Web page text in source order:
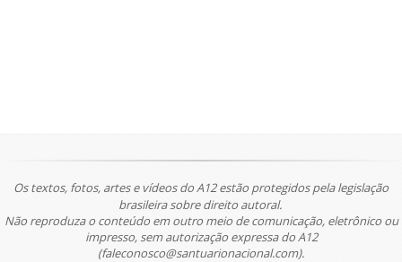
Os textos, fotos, artes e vídeos do A12 estão protegidos pela legislação
brasileira sobre direito autoral.
Não reproduza o conteúdo em outro meio de comunicação, eletrônico ou
impresso, sem autorização expressa do A12
(faleconosco@santuarionacional.com).